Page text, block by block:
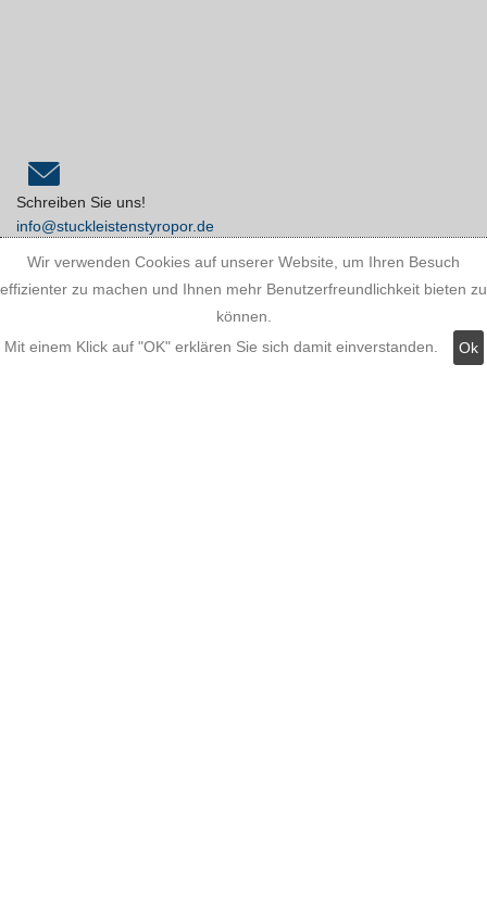
Schreiben Sie uns!
info@stuckleistenstyropor.de
Wir verwenden Cookies auf unserer Website, um Ihren Besuch
effizienter zu machen und Ihnen mehr Benutzerfreundlichkeit bieten zu
können.
Mit einem Klick auf "OK" erklären Sie sich damit einverstanden.
Ok